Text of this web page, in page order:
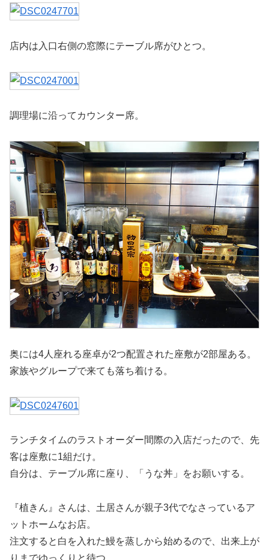
店内は入口右側の窓際にテーブル席がひとつ。
調理場に沿ってカウンター席。
奥には4人座れる座卓が2つ配置された座敷が2部屋ある。
家族やグループで来ても落ち着ける。
ランチタイムのラストオーダー間際の入店だったので、先
客は座敷に1組だけ。
自分は、テーブル席に座り、「うな丼」をお願いする。
『植きん』さんは、土居さんが親子3代でなさっているア
ットホームなお店。
注文すると白を入れた鰻を蒸しから始めるので、出来上が